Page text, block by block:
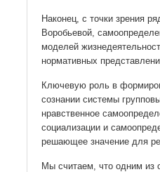
Наконец, с точки зрения
Воробьевой,
моделей
нормативных
Ключевую роль в
сознании системы
нравственное
социализации и
решающее значение для
Мы считаем, что одним из